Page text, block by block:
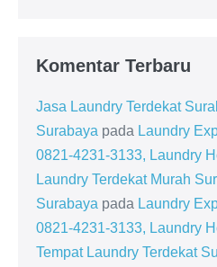
Komentar Terbaru
Jasa Laundry Terdekat
Surabaya pada Laundry
0821-4231-3133, Laundry
Laundry Terdekat Murah
Surabaya pada Laundry
0821-4231-3133, Laundry
Tempat Laundry Terdekat